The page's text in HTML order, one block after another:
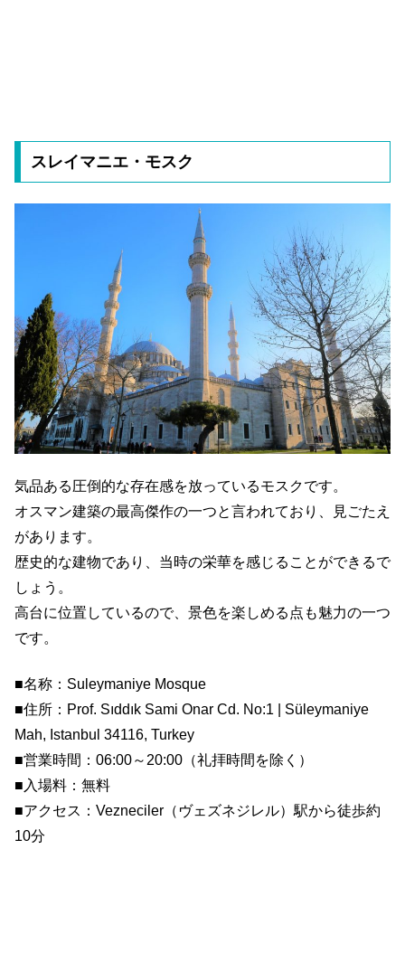
スレイマニエ・モスク
気品ある圧倒的な存在感を放っているモスクです。
オスマン建築の最高傑作の一つと言われており、見ごたえ
があります。
歴史的な建物であり、当時の栄華を感じることができるで
しょう。
高台に位置しているので、景色を楽しめる点も魅力の一つ
です。
■名称：Suleymaniye Mosque
■住所：Prof. Sıddık Sami Onar Cd. No:1 | Süleymaniye
Mah, Istanbul 34116, Turkey
■営業時間：06:00～20:00（礼拝時間を除く）
■入場料：無料
■アクセス：Vezneciler（ヴェズネジレル）駅から徒歩約
10分